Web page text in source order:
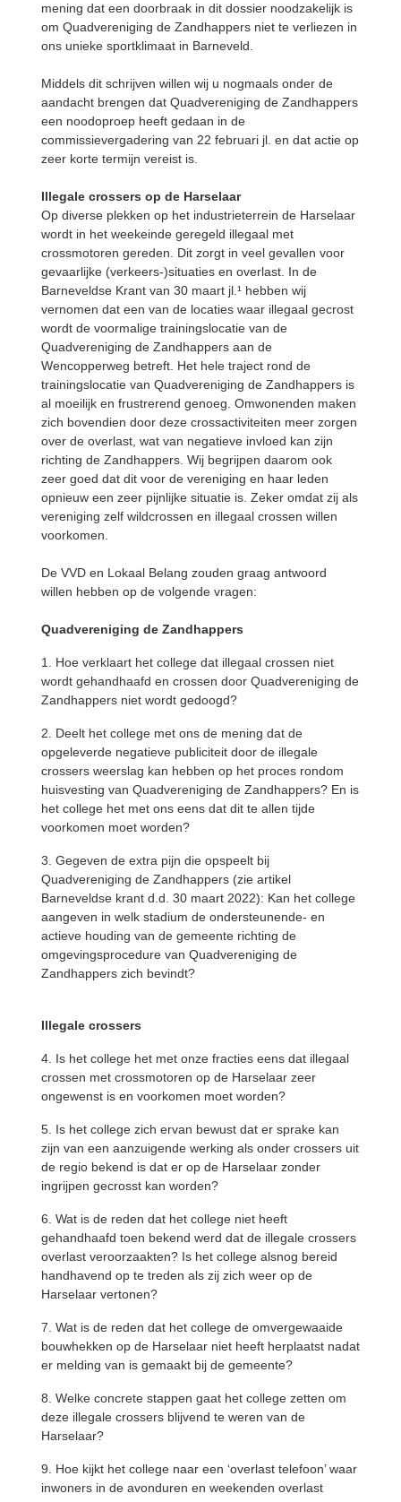
mening dat een doorbraak in dit dossier noodzakelijk is
om Quadvereniging de Zandhappers niet te verliezen in
ons unieke sportklimaat in Barneveld.
Middels dit schrijven willen wij u nogmaals onder de
aandacht brengen dat Quadvereniging de Zandhappers
een noodoproep heeft gedaan in de
commissievergadering van 22 februari jl. en dat actie op
zeer korte termijn vereist is.
Illegale crossers op de Harselaar
Op diverse plekken op het industrieterrein de Harselaar
wordt in het weekeinde geregeld illegaal met
crossmotoren gereden. Dit zorgt in veel gevallen voor
gevaarlijke (verkeers-)situaties en overlast. In de
Barneveldse Krant van 30 maart jl.¹ hebben wij
vernomen dat een van de locaties waar illegaal gecrost
wordt de voormalige trainingslocatie van de
Quadvereniging de Zandhappers aan de
Wencopperweg betreft. Het hele traject rond de
trainingslocatie van Quadvereniging de Zandhappers is
al moeilijk en frustrerend genoeg. Omwonenden maken
zich bovendien door deze crossactiviteiten meer zorgen
over de overlast, wat van negatieve invloed kan zijn
richting de Zandhappers. Wij begrijpen daarom ook
zeer goed dat dit voor de vereniging en haar leden
opnieuw een zeer pijnlijke situatie is. Zeker omdat zij als
vereniging zelf wildcrossen en illegaal crossen willen
voorkomen.
De VVD en Lokaal Belang zouden graag antwoord
willen hebben op de volgende vragen:
Quadvereniging de Zandhappers
1. Hoe verklaart het college dat illegaal crossen niet
wordt gehandhaafd en crossen door Quadvereniging de
Zandhappers niet wordt gedoogd?
2. Deelt het college met ons de mening dat de
opgeleverde negatieve publiciteit door de illegale
crossers weerslag kan hebben op het proces rondom
huisvesting van Quadvereniging de Zandhappers? En is
het college het met ons eens dat dit te allen tijde
voorkomen moet worden?
3. Gegeven de extra pijn die opspeelt bij
Quadvereniging de Zandhappers (zie artikel
Barneveldse krant d.d. 30 maart 2022): Kan het college
aangeven in welk stadium de ondersteunende- en
actieve houding van de gemeente richting de
omgevingsprocedure van Quadvereniging de
Zandhappers zich bevindt?
Illegale crossers
4. Is het college het met onze fracties eens dat illegaal
crossen met crossmotoren op de Harselaar zeer
ongewenst is en voorkomen moet worden?
5. Is het college zich ervan bewust dat er sprake kan
zijn van een aanzuigende werking als onder crossers uit
de regio bekend is dat er op de Harselaar zonder
ingrijpen gecrosst kan worden?
6. Wat is de reden dat het college niet heeft
gehandhaafd toen bekend werd dat de illegale crossers
overlast veroorzaakten? Is het college alsnog bereid
handhavend op te treden als zij zich weer op de
Harselaar vertonen?
7. Wat is de reden dat het college de omvergewaaide
bouwhekken op de Harselaar niet heeft herplaatst nadat
er melding van is gemaakt bij de gemeente?
8. Welke concrete stappen gaat het college zetten om
deze illegale crossers blijvend te weren van de
Harselaar?
9. Hoe kijkt het college naar een ‘overlast telefoon’ waar
inwoners in de avonduren en weekenden overlast